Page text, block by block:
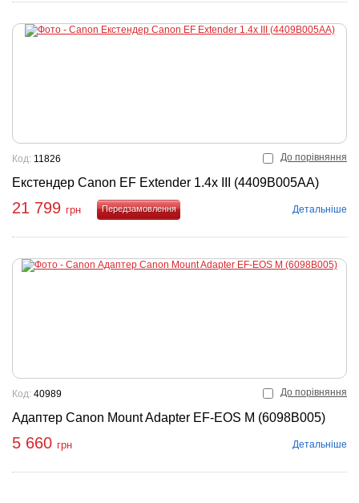
До порівняння
Екстендер Canon EF Extender 1.4x III (4409B005AA)
Код: 11826
21 799 грн
Детальніше
До порівняння
Адаптер Canon Mount Adapter EF-EOS M (6098B005)
Код: 40989
5 660 грн Детальніше